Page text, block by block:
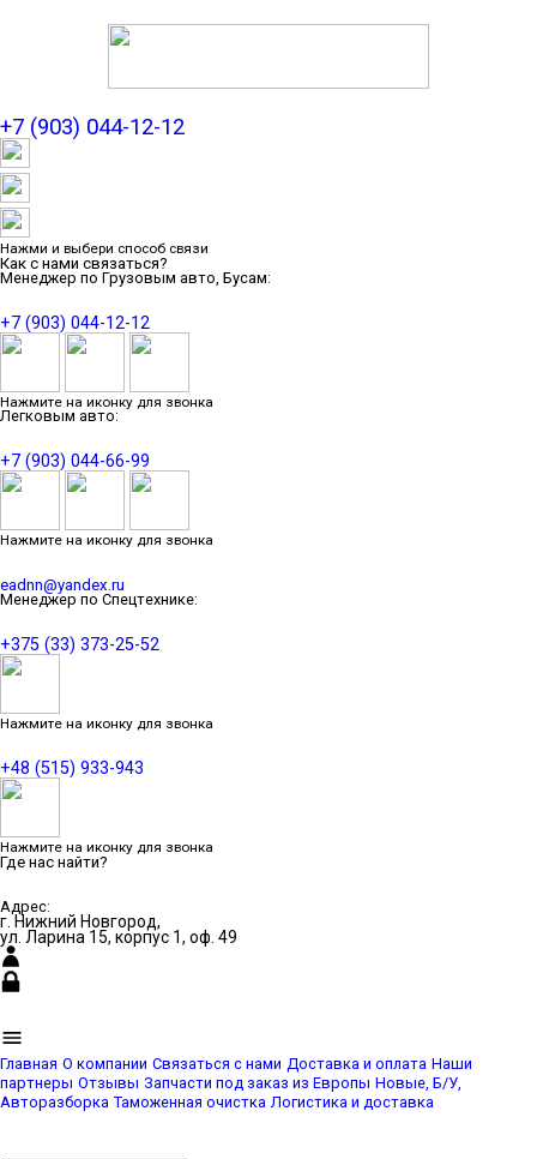
+7 (903) 044-12-12
Нажми и выбери способ связи
Как с нами связаться?
Менеджер по Грузовым авто, Бусам:
+7 (903) 044-12-12
Нажмите на иконку для звонка
Легковым авто:
+7 (903) 044-66-99
Нажмите на иконку для звонка
eadnn@yandex.ru
Менеджер по Спецтехнике:
+375 (33) 373-25-52
Нажмите на иконку для звонка
+48 (515) 933-943
Нажмите на иконку для звонка
Где нас найти?
Адрес:
г. Нижний Новгород,
ул. Ларина 15, корпус 1, оф. 49
Главная О компании Связаться с нами Доставка и оплата Наши
партнеры Отзывы Запчасти под заказ из Европы Новые, Б/У,
Авторазборка Таможенная очистка Логистика и доставка